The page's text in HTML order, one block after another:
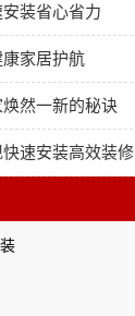
装省心省力
家居护航
然一新的秘诀
速安装高效装修